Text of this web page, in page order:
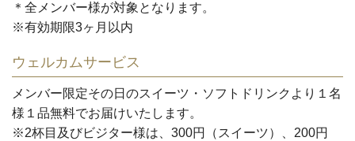
＊全メンバー様が対象となります。
※有効期限3ヶ月以内
ウェルカムサービス
メンバー限定その日のスイーツ・ソフトドリンクより１名
様１品無料でお届けいたします。
※2杯目及びビジター様は、300円（スイーツ）、200円